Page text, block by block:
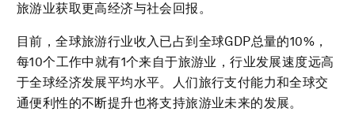
旅游业获取更高经济与社会回报。
目前，全球旅游行业收入已占到全球GDP总量的10%，
每10个工作中就有1个来自于旅游业，行业发展速度远高
于全球经济发展平均水平。人们旅行支付能力和全球交
通便利性的不断提升也将支持旅游业未来的发展。